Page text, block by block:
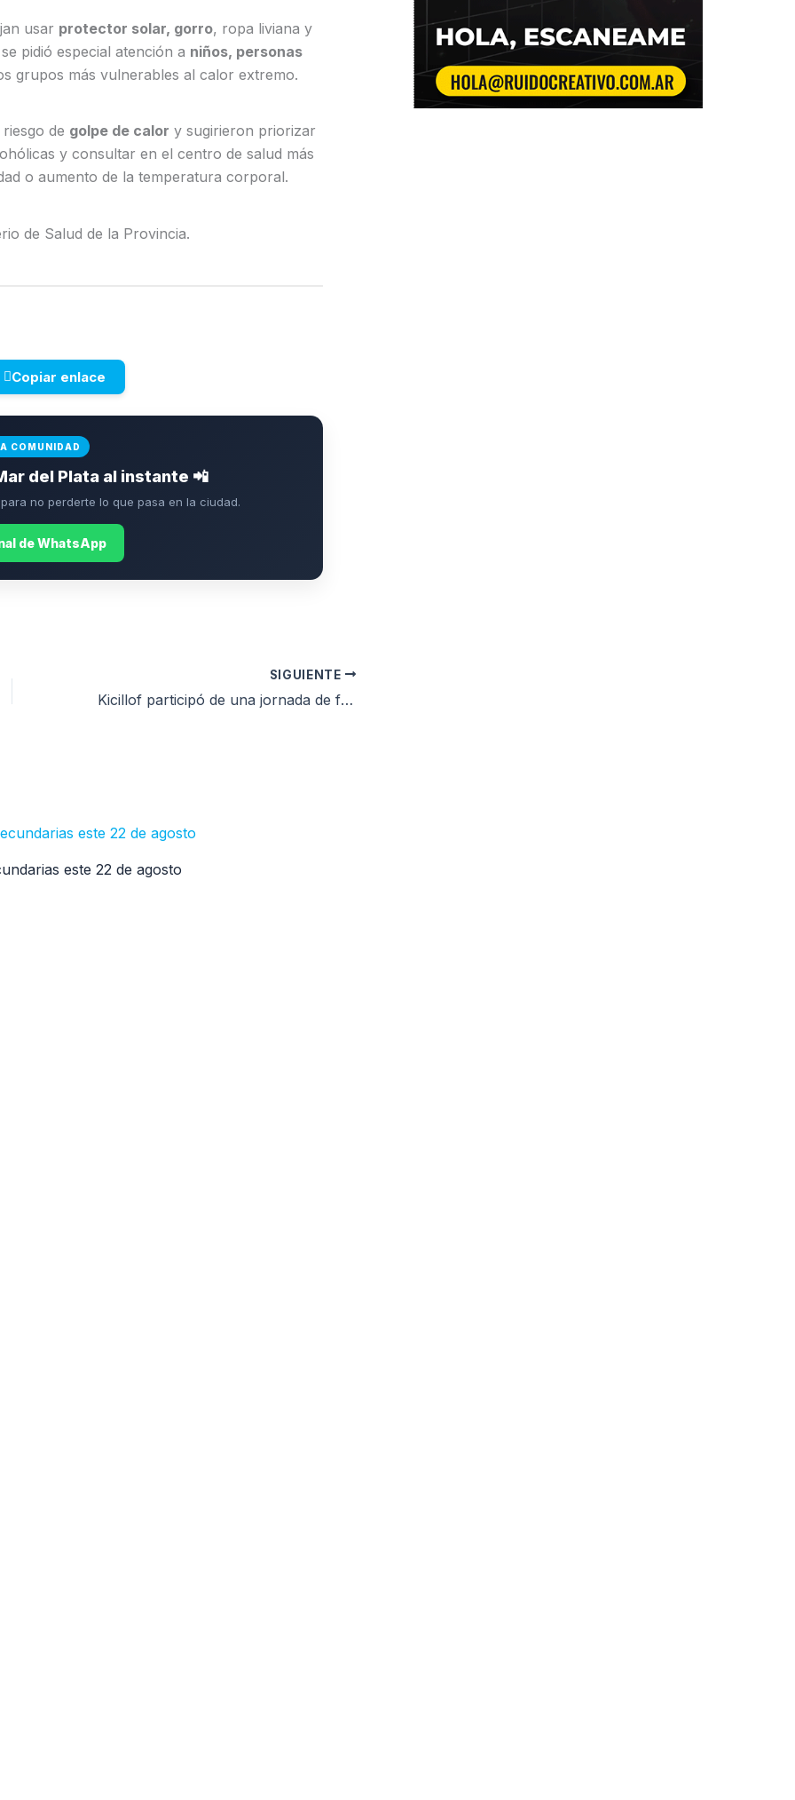
usar protector solar, gorro, ropa liviana y
pidió especial atención a niños, personas
grupos más vulnerables al calor extremo.
de golpe de calor y sugirieron priorizar
y consultar en el centro de salud más
o aumento de la temperatura corporal.
de Salud de la Provincia.
Copiar enlace
COMUNIDAD
del Plata al instante 📲
no perderte lo que pasa en la ciudad.
de WhatsApp
SIGUIENTE
Kicillof participó de una jornada de formación y prevención de incendios forestales en Necochea
este 22 de agosto